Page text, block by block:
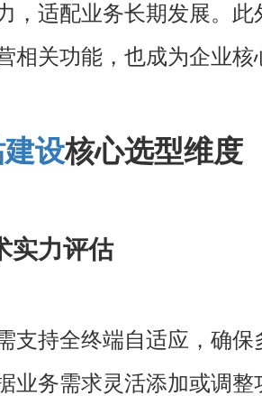
，适配业务长期发展。
相关功能，也成为企业核
建设核心选型维度
实力评估
支持全终端自适应，确
业务需求灵活添加或调